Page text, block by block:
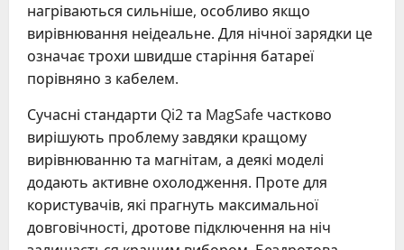
нагріваються сильніше, особливо якщо
вирівнювання неідеальне. Для нічної зарядки це
означає трохи швидше старіння батареї
порівняно з кабелем.
Сучасні стандарти Qi2 та MagSafe частково
вирішують проблему завдяки кращому
вирівнюванню та магнітам, а деякі моделі
додають активне охолодження. Проте для
користувачів, які прагнуть максимальної
довговічності, дротове підключення на ніч